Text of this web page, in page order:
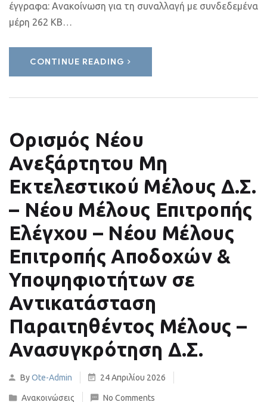
έγγραφα: Ανακοίνωση για τη συναλλαγή με συνδεδεμένα
μέρη 262 KB…
CONTINUE READING
Ορισμός Νέου
Ανεξάρτητου Μη
Εκτελεστικού Μέλους Δ.Σ.
– Νέου Μέλους Επιτροπής
Ελέγχου – Νέου Μέλους
Επιτροπής Αποδοχών &
Υποψηφιοτήτων σε
Αντικατάσταση
Παραιτηθέντος Μέλους –
Ανασυγκρότηση Δ.Σ.
ByOte-Admin 24 Απριλίου 2026
Ανακοινώσεις No Comments